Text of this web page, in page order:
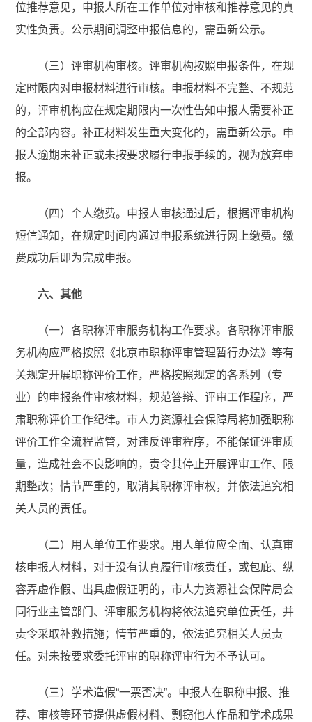
位推荐意见，申报人所在工作单位对审核和推荐意见的真
实性负责。公示期间调整申报信息的，需重新公示。
（三）评审机构审核。评审机构按照申报条件，在规
定时限内对申报材料进行审核。申报材料不完整、不规范
的，评审机构应在规定期限内一次性告知申报人需要补正
的全部内容。补正材料发生重大变化的，需重新公示。申
报人逾期未补正或未按要求履行申报手续的，视为放弃申
报。
（四）个人缴费。申报人审核通过后，根据评审机构
短信通知，在规定时间内通过申报系统进行网上缴费。缴
费成功后即为完成申报。
六、其他
（一）各职称评审服务机构工作要求。各职称评审服
务机构应严格按照《北京市职称评审管理暂行办法》等有
关规定开展职称评价工作，严格按照规定的各系列（专
业）的申报条件审核材料，规范答辩、评审工作程序，严
肃职称评价工作纪律。市人力资源社会保障局将加强职称
评价工作全流程监管，对违反评审程序，不能保证评审质
量，造成社会不良影响的，责令其停止开展评审工作、限
期整改；情节严重的，取消其职称评审权，并依法追究相
关人员的责任。
（二）用人单位工作要求。用人单位应全面、认真审
核申报人材料，对于没有认真履行审核责任，或包庇、纵
容弄虚作假、出具虚假证明的，市人力资源社会保障局会
同行业主管部门、评审服务机构将依法追究单位责任，并
责令采取补救措施；情节严重的，依法追究相关人员责
任。对未按要求委托评审的职称评审行为不予认可。
（三）学术造假“一票否决”。申报人在职称申报、推
荐、审核等环节提供虚假材料、剽窃他人作品和学术成果